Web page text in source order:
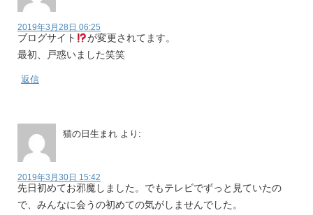
2019年3月28日 06:25
ブログサイト
が変更されてます。
最初、戸惑いました笑笑
返信
猫の日生まれ より:
2019年3月30日 15:42
先日初めてお邪魔しました。でもテレビでずっと見ていたの
で、みんなに会うの初めての気がしませんでした。